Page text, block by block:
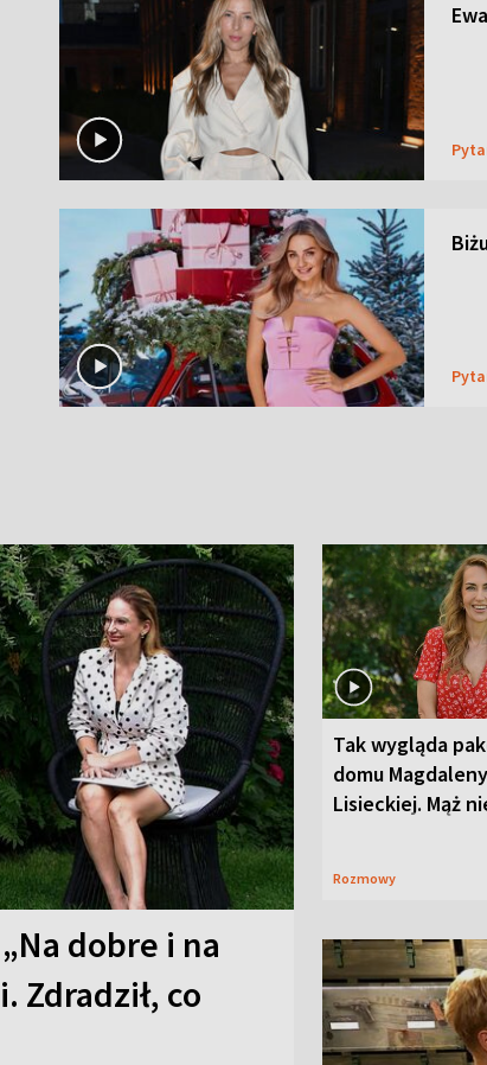
dobre i na
Zdradził, co
Tak wygląda
domu
Lisieckiej. Mąż
Rozmowy